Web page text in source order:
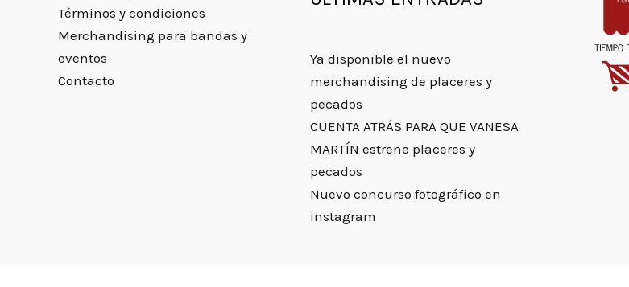
Términos y condiciones
Merchandising para bandas y
eventos
Contacto
Ya disponible el nuevo
merchandising de placeres y
pecados
CUENTA ATRÁS PARA QUE VANESA
MARTÍN estrene placeres y
pecados
Nuevo concurso fotográfico en
instagram